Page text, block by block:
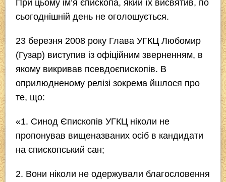
При цьому ім’я єпископа, який їх висвятив, по
сьогоднішній день не оголошується.
23 березня 2008 року Глава УГКЦ Любомир
(Гузар) виступив із офіційним зверненням, в
якому викривав псевдоєпископів. В
оприлюдненому релізі зокрема йшлося про
те, що:
«1. Синод Єпископів УГКЦ ніколи не
пропонував вищеназваних осіб в кандидати
на єпископський сан;
2. Вони ніколи не одержували благословення